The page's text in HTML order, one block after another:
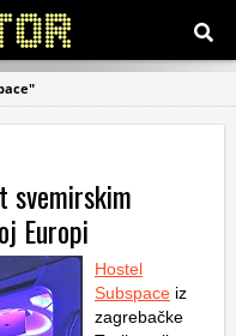
svemirskim
Europi
Hostel
Subspace iz
zagrebačke